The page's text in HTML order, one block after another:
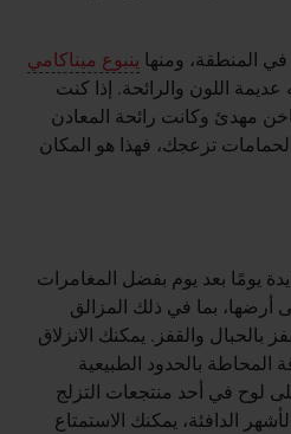
المنطقة، ومنها ينبوع ميناكامي
اللون والرائحة. إذا كنت
مهدئ وكانت رائحة المعادن
تزعجك، فهذا هو المكان
يومًا بعد يوم بفضل المغامرات
بما في ذلك المزالق
بالحبال والقفز. يمكنك الانزلاق
المحاطة بالحدود الطبيعية
على لوح في أحد منتجعات التزلج
الدافئة، يمكنك الاستمتاع